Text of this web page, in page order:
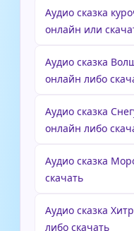
Аудио сказка
онлайн или
Аудио сказка
онлайн либо
Аудио сказка
онлайн либо
Аудио сказка
скачать
Аудио сказка
либо скачать